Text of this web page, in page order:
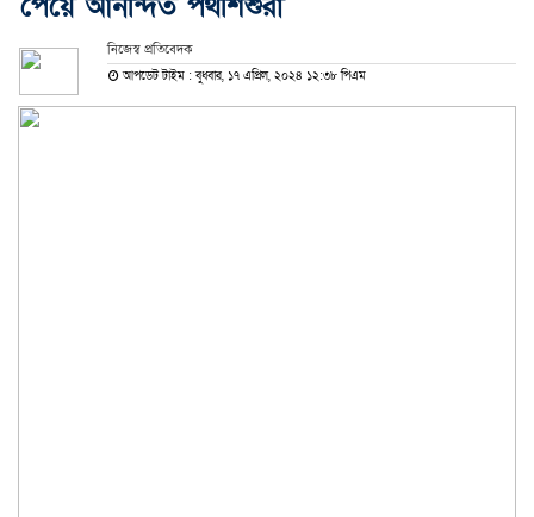
নিজেস্ব প্রতিবেদক
আপডেট টাইম : বুধবার, ১৭ এপ্রিল, ২০২৪ ১২:৩৮ পিএম